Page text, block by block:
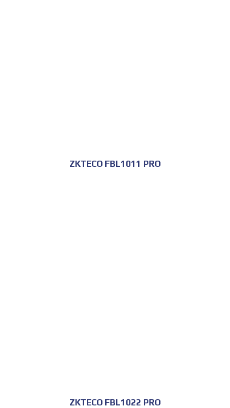
ZKTECO FBL1011 PRO
ZKTECO FBL1022 PRO